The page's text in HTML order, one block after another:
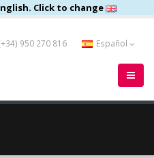
Click to change
950 270 816 Español